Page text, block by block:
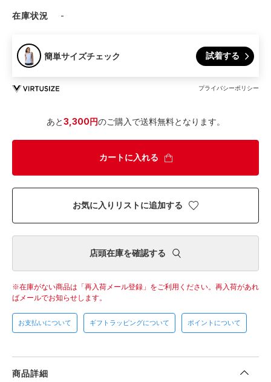
在庫状況 -
簡単サイズチェック 試着する
プライバシーポリシー
あと3,300円のご購入で送料無料となります。
カートに入れる
お気に入りリストに追加する
店頭在庫を確認する
在庫がない商品は「再入荷メール登録」をご利用ください。 再入荷があれ
ばメールでお知らせします。
お支払いについて ギフトラッピングについて ポイントについて
商品詳細